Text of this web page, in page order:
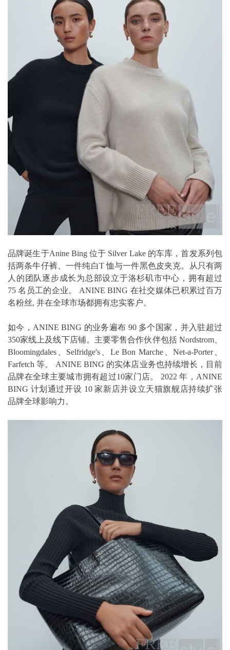
品牌诞生于Anine Bing 位于 Silver Lake 的车库，首发系列包
括两条牛仔裤、一件纯白T 恤与一件黑色皮夹克。从只有两
人的团队逐步成长为总部设立于洛杉矶市中心，拥有超过
75 名员工的企业。 ANINE BING 在社交媒体已积累过百万
名粉丝, 并在全球市场都拥有忠实客户。
如今，ANINE BING 的业务遍布 90 多个国家，并入驻超过
350家线上及线下店铺。主要零售合作伙伴包括 Nordstrom、
Bloomingdales、Selfridge's、Le Bon Marche、Net-a-Porter、
Farfetch 等。 ANINE BING 的实体店业务也持续增长，目前
品牌在全球主要城市拥有超过10家门店。 2022 年，ANINE
BING 计划通过开设 10 家新店并设立天猫旗舰店持续扩张
品牌全球影响力。